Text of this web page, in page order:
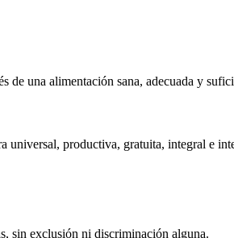
una alimentación sana, adecuada y
universal, productiva, gratuita, integral e
sin exclusión ni discriminación alguna.